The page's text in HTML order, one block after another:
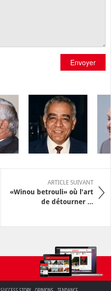
Envoyer
ARTICLE SUIVANT
«Winou betrouli» où l'art
de détourner ...